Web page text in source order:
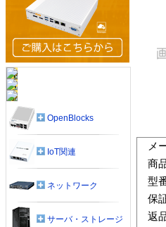
メ
商
型
保
返
OpenBlocks
IoT関連
ネットワーク
サーバ・ストレージ